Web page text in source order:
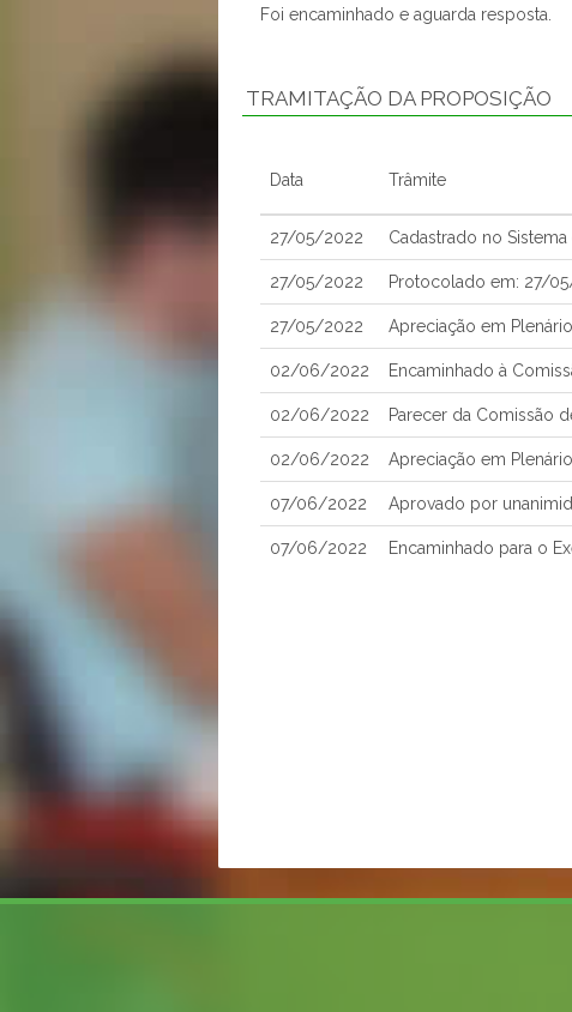
Foi encaminhado e aguarda resposta.
TRAMITAÇÃO DA PROPOSIÇÃO
Data Trâmite
27/05/2022 Cadastrado no
27/05/2022 Protocolado em: 27/
27/05/2022 Apreciação em
02/06/2022 Encaminhado à
02/06/2022 Parecer da Comissão
02/06/2022 Apreciação em
07/06/2022 Aprovado por
07/06/2022 Encaminhado para o